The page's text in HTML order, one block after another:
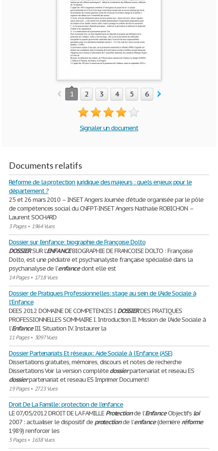
1 2 3 4 5 6
Signaler un document
Documents relatifs
Réforme de la protection juridique des majeurs : quels enjeux pour le
département ?
25 et 26 mars 2010 – INSET Angers Journée d’étude organisée par le pôle
de compétences social du CNFPT-INSET Angers Nathalie ROBICHON –
Laurent SOCHARD
3 Pages• 1964 Vues
Dossier sur l'enfance: biographie de Françoise Dolto
DOSSIERSUR L'ENFANCEBIOGRAPHIE DE FRANCOISE DOLTO : Françoise
Dolto, est une pédiatre et psychanalyste française spécialisé dans la
psychanalyse de l'enfancedont elle est
14 Pages• 1718 Vues
Dossier de Pratiques Professionnelles: stage au sein de l’Aide Sociale à
l’Enfance
DEES 2012 DOMAINE DE COMPETENCES I DOSSIERDES PRATIQUES
PROFESSIONNELLES SOMMAIRE I. Introduction II. Mission de l’Aide Sociale à
l’EnfanceIII. Situation IV. Instaurer la
11 Pages• 3097 Vues
Dossier Partenariats Et réseaux: Aide Sociale à l’Enfance (ASE)
Dissertations gratuites, mémoires, discours et notes de recherche
Dissertations Voir la version complètedossierpartenariat et reseau ES
dossierpartenariat et reseau ES Imprimer Document!
19 Pages• 2723 Vues
Droit De La Famille: protection de l'enfance
LE 07/05/2012 DROIT DE LA FAMILLEProtectionde l'EnfanceObjectifs loi
2007 : actualiser le dispositif de protectionde l'enfance(dernière réforme
1989) renforcer les
5 Pages• 1638 Vues